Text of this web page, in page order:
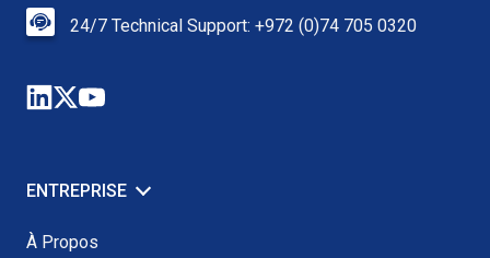
24/7 Technical Support: +972 (0)74 705 0320
ENTREPRISE
À Propos